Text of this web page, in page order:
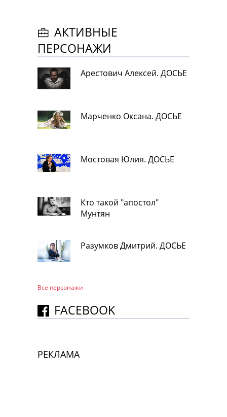
АКТИВНЫЕ
ПЕРСОНАЖИ
Арестович Алексей. ДОСЬЕ
Марченко Оксана. ДОСЬЕ
Мостовая Юлия. ДОСЬЕ
Кто такой "апостол"
Мунтян
Разумков Дмитрий. ДОСЬЕ
Все персонажи
FACEBOOK
РЕКЛАМА